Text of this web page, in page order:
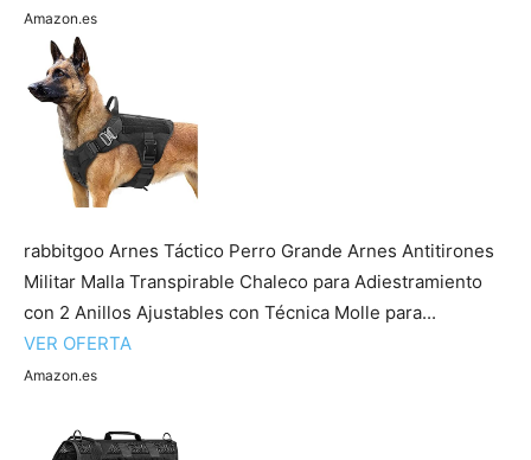
Amazon.es
rabbitgoo Arnes Táctico Perro Grande Arnes Antitirones
Militar Malla Transpirable Chaleco para Adiestramiento
con 2 Anillos Ajustables con Técnica Molle para...
VER OFERTA
Amazon.es